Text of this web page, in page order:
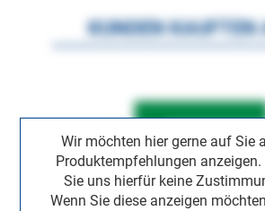
Wir möchten hier gerne auf Sie
Produktempfehlungen anzeigen.
Sie uns hierfür keine
Wenn Sie diese anzeigen
KUNDEN KAUFTEN